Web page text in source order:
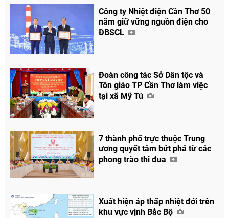
Công ty Nhiệt điện Cần Thơ 50
năm giữ vững nguồn điện cho
ĐBSCL
Đoàn công tác Sở Dân tộc và
Tôn giáo TP Cần Thơ làm việc
tại xã Mỹ Tú
7 thành phố trực thuộc Trung
ương quyết tâm bứt phá từ các
phong trào thi đua
Xuất hiện áp thấp nhiệt đới trên
khu vực vịnh Bắc Bộ